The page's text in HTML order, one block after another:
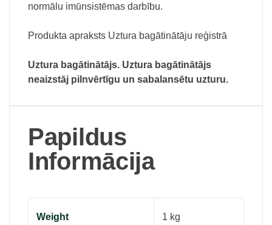
normālu imūnsistēmas darbību.
Produkta apraksts Uztura bagātinātāju reģistrā
Uztura bagātinātājs. Uztura bagātinātājs
neaizstāj pilnvērtīgu un sabalansētu uzturu.
Papildus
Informācija
Weight 1 kg